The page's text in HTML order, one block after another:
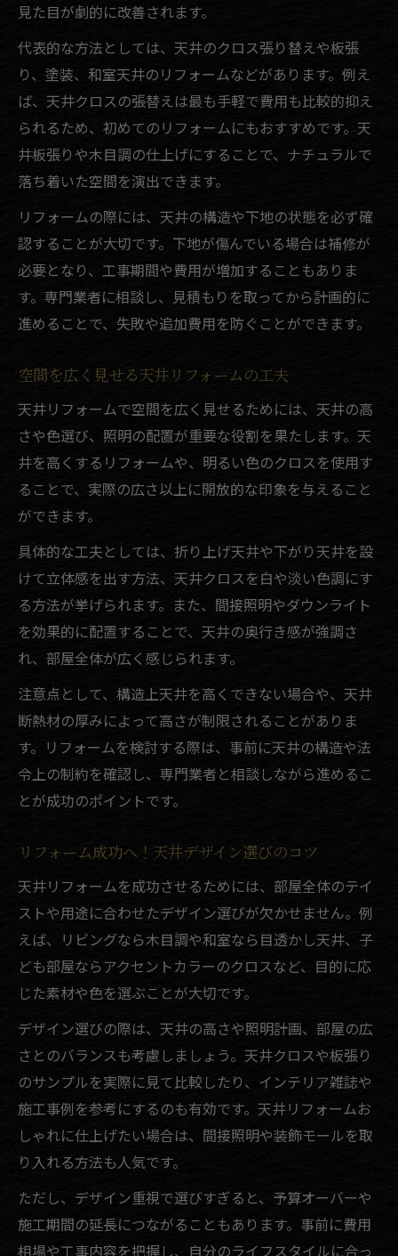
天井リフォーム費用と工期を知ろう
リフォームでかかる天井費用の相場を解説
天井リフォームの工期と進行スケジュール
例
リフォーム費用を抑える天井の選択ポイン
ト
DIYと業者依頼、天井リフォーム費用比較
天井リフォームの見積もり時に確認すべき
点
おしゃれな天井デザイン実現の秘訣
リフォームで叶うおしゃれな天井の作り方
天井リフォームでデザイン性を高める方法
板張りリフォームで温かみある天井にする
木目天井リフォームのおしゃれなアイデア
集
リフォームで実現する個性的な天井デザイ
ン
天井リフォームで選ばれる人気素材の特徴
リフォームで失敗しない天井素材の選び方
DIYにも適した天井リフォーム素材を比較
リフォームの目的別に選ぶ天井素材のポイ
ント
快適空間へ導く天井素材リフォームの工夫
古い天井の張り替え時期と注意点
リフォームで古い天井の張り替え時期を見
極める
め
劣化が進んだ天井リフォームのタイミング
天井の剥がれや抜ける前兆とリフォーム対
策
古い天井リフォームの失敗しない進め方
見た目が劇的に改善されます。
代表的な方法としては、天井のクロス張り替えや板張
り、塗装、和室天井のリフォームなどがあります。例え
ば、天井クロスの張替えは最も手軽で費用も比較的抑え
られるため、初めてのリフォームにもおすすめです。天
井板張りや木目調の仕上げにすることで、ナチュラルで
落ち着いた空間を演出できます。
リフォームの際には、天井の構造や下地の状態を必ず確
認することが大切です。下地が傷んでいる場合は補修が
必要となり、工事期間や費用が増加することもありま
す。専門業者に相談し、見積もりを取ってから計画的に
進めることで、失敗や追加費用を防ぐことができます。
空間を広く見せる天井リフォームの工夫
天井リフォームで空間を広く見せるためには、天井の高
さや色選び、照明の配置が重要な役割を果たします。天
井を高くするリフォームや、明るい色のクロスを使用す
ることで、実際の広さ以上に開放的な印象を与えること
ができます。
具体的な工夫としては、折り上げ天井や下がり天井を設
けて立体感を出す方法、天井クロスを白や淡い色調にす
る方法が挙げられます。また、間接照明やダウンライト
を効果的に配置することで、天井の奥行き感が強調さ
れ、部屋全体が広く感じられます。
注意点として、構造上天井を高くできない場合や、天井
断熱材の厚みによって高さが制限されることがありま
す。リフォームを検討する際は、事前に天井の構造や法
令上の制約を確認し、専門業者と相談しながら進めるこ
とが成功のポイントです。
リフォーム成功へ！天井デザイン選びのコツ
天井リフォームを成功させるためには、部屋全体のテイ
ストや用途に合わせたデザイン選びが欠かせません。例
えば、リビングなら木目調や和室なら目透かし天井、子
ども部屋ならアクセントカラーのクロスなど、目的に応
じた素材や色を選ぶことが大切です。
デザイン選びの際は、天井の高さや照明計画、部屋の広
さとのバランスも考慮しましょう。天井クロスや板張り
のサンプルを実際に見て比較したり、インテリア雑誌や
施工事例を参考にするのも有効です。天井リフォームお
しゃれに仕上げたい場合は、間接照明や装飾モールを取
り入れる方法も人気です。
ただし、デザイン重視で選びすぎると、予算オーバーや
施工期間の延長につながることもあります。事前に費用
相場や工事内容を把握し、自分のライフスタイルに合っ